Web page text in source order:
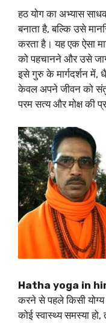
हठ योग का अभ्यास
बनाता है, बल्कि उसे
करता है। यह एक ऐसा
को पहचानने और उसे
इसे गुरु के मार्गदर्शन में,
केवल अपने जीवन को
परम सत्य और मोक्ष की
Hatha yoga in
करने से पहले किसी योग्य
कोई स्वास्थ्य समस्या